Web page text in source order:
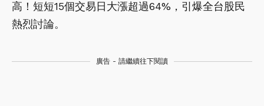
高！短短15個交易日大漲超過64%，引爆全台股民
熱烈討論。
廣告 - 請繼續往下閱讀